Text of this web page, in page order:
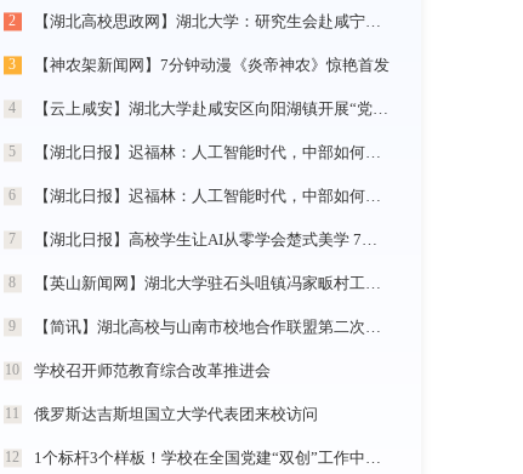
2 【湖北高校思政网】湖北大学：研究生会赴咸宁市开展“党建引领三无小区治理”社会实践活动
3 【神农架新闻网】7分钟动漫《炎帝神农》惊艳首发
4 【云上咸安】湖北大学赴咸安区向阳湖镇开展“党建引领农村社区治理”调研服务活动
5 【湖北日报】迟福林：人工智能时代，中部如何走在前？
6 【湖北日报】迟福林：人工智能时代，中部如何走在前？
7 【湖北日报】高校学生让AI从零学会楚式美学 7分钟动漫《炎帝神农》惊艳首发
8 【英山新闻网】湖北大学驻石头咀镇冯家畈村工作队：全力守护人民群众生命财产安全
9 【简讯】湖北高校与山南市校地合作联盟第二次全体会议在我校召开
10 学校召开师范教育综合改革推进会
11 俄罗斯达吉斯坦国立大学代表团来校访问
12 1个标杆3个样板！学校在全国党建“双创”工作中再创佳绩